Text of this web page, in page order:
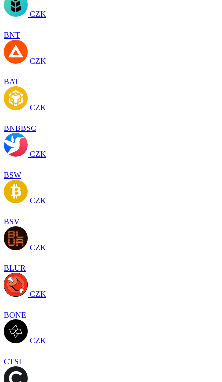
CZK
BNT
CZK
BAT
CZK
BNBBSC
CZK
BSW
CZK
BSV
CZK
BLUR
CZK
BONE
CZK
CTSI